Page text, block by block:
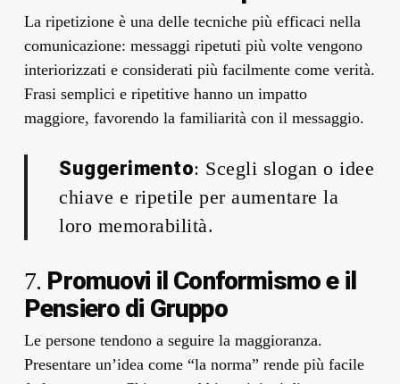
La ripetizione è una delle tecniche più efficaci nella
comunicazione: messaggi ripetuti più volte vengono
interiorizzati e considerati più facilmente come verità.
Frasi semplici e ripetitive hanno un impatto
maggiore, favorendo la familiarità con il messaggio.
Suggerimento: Scegli slogan o idee
chiave e ripetile per aumentare la
loro memorabilità.
7. Promuovi il Conformismo e il
Pensiero di Gruppo
Le persone tendono a seguire la maggioranza.
Presentare un’idea come “la norma” rende più facile